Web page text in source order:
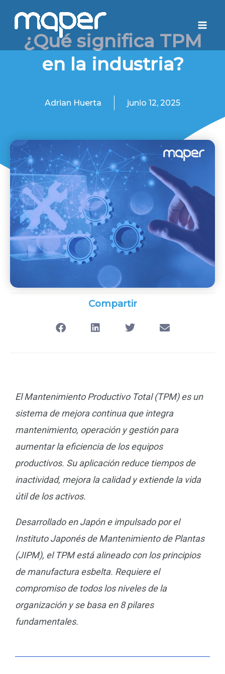
contenido¿Qué significa TPM
en la industria?
Adrian Huerta junio 12, 2025
Compartir
El Mantenimiento Productivo Total (TPM) es un
sistema de mejora continua que integra
mantenimiento, operación y gestión para
aumentar la eficiencia de los equipos
productivos. Su aplicación reduce tiempos de
inactividad, mejora la calidad y extiende la vida
útil de los activos.
Desarrollado en Japón e impulsado por el
Instituto Japonés de Mantenimiento de Plantas
(JIPM), el TPM está alineado con los principios
de manufactura esbelta. Requiere el
compromiso de todos los niveles de la
organización y se basa en 8 pilares
fundamentales.